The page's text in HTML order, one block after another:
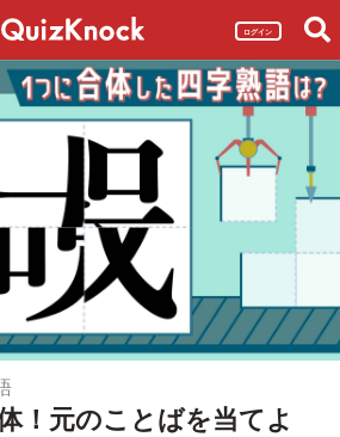
ログイン
！元のことばを当てよ